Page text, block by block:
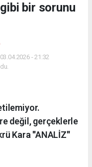
bir sorunu
- 21:32
değil, gerçeklerle
Kara ''ANALİZ''